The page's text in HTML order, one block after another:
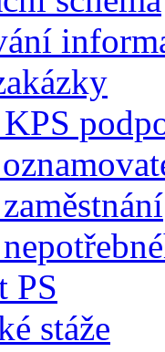
PS
stáže